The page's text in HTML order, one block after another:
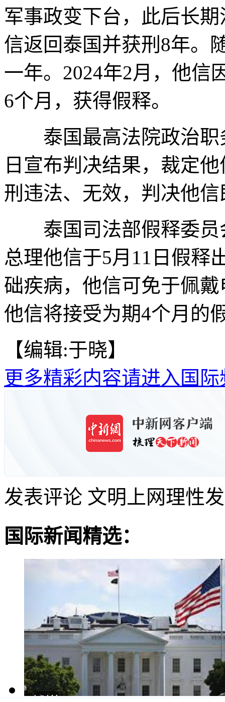
军事政变下台，此后长
信返回泰国并获刑8年。
一年。2024年2月，他信
6个月，获得假释。
泰国最高法院政治职
日宣布判决结果，裁定
刑违法、无效，判决他
泰国司法部假释委员
总理他信于5月11日假释
础疾病，他信可免于佩
他信将接受为期4个月的
【编辑:于晓】
更多精彩内容请进入国际
发表评论 文明上网理性
国际新闻精选：